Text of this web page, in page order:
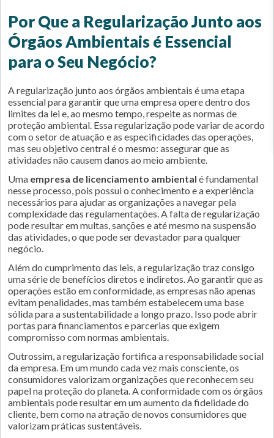
Por Que a Regularização Junto aos
Órgãos Ambientais é Essencial
para o Seu Negócio?
A regularização junto aos órgãos ambientais é uma etapa
essencial para garantir que uma empresa opere dentro dos
limites da lei e, ao mesmo tempo, respeite as normas de
proteção ambiental. Essa regularização pode variar de acordo
com o setor de atuação e as especificidades das operações,
mas seu objetivo central é o mesmo: assegurar que as
atividades não causem danos ao meio ambiente.
Uma empresa de licenciamento ambiental é fundamental
nesse processo, pois possui o conhecimento e a experiência
necessários para ajudar as organizações a navegar pela
complexidade das regulamentações. A falta de regularização
pode resultar em multas, sanções e até mesmo na suspensão
das atividades, o que pode ser devastador para qualquer
negócio.
Além do cumprimento das leis, a regularização traz consigo
uma série de benefícios diretos e indiretos. Ao garantir que as
operações estão em conformidade, as empresas não apenas
evitam penalidades, mas também estabelecem uma base
sólida para a sustentabilidade a longo prazo. Isso pode abrir
portas para financiamentos e parcerias que exigem
compromisso com normas ambientais.
Outrossim, a regularização fortifica a responsabilidade social
da empresa. Em um mundo cada vez mais consciente, os
consumidores valorizam organizações que reconhecem seu
papel na proteção do planeta. A conformidade com os órgãos
ambientais pode resultar em um aumento da fidelidade do
cliente, bem como na atração de novos consumidores que
valorizam práticas sustentáveis.